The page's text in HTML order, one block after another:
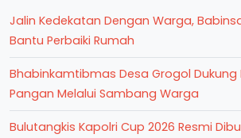
Jalin Kedekatan Dengan Warga,
Bantu Perbaiki Rumah
Bhabinkamtibmas Desa Grogol Dukung
Pangan Melalui Sambang Warga
Bulutangkis Kapolri Cup 2026 Resmi